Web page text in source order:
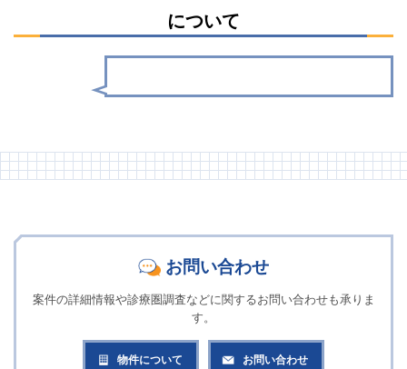
について
お問い合わせ
案件の詳細情報や診療圏調査などに関するお問い合わせも承りま
す。
物件について お問い合わせ